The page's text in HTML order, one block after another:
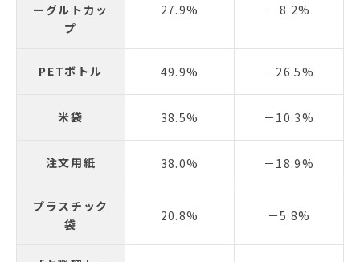
ーグルトカッ
プ
27.9% －8.2%
PETボトル 49.9% －26.5%
米袋 38.5% －10.3%
注文用紙 38.0% －18.9%
プラスチック
袋
20.8% －5.8%